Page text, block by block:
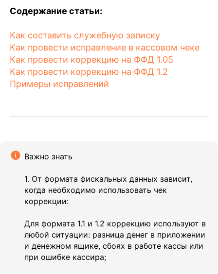
Содержание статьи:
Как составить служебную записку
Как провести исправление в кассовом чеке
Как провести коррекцию на ФФД 1.05
Как провести коррекцию на ФФД 1.2
Примеры исправлений
Важно знать
1. От формата фискальных данных зависит,
когда необходимо использовать чек
коррекции:
Для формата 1.1 и 1.2 коррекцию используют в
любой ситуации: разница денег в приложении
и денежном ящике, сбоях в работе кассы или
при ошибке кассира;